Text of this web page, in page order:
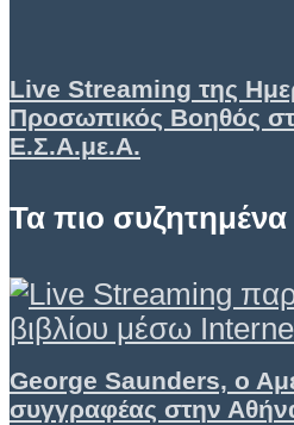
Live Streaming της
Προσωπικός Βοηθός
Ε.Σ.Α.με.Α.
Τα πιο συζητημένα
George Saunders, ο
συγγραφέας στην